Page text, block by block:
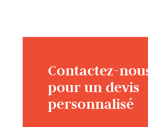
Contactez-
pour un devis
personnalisé